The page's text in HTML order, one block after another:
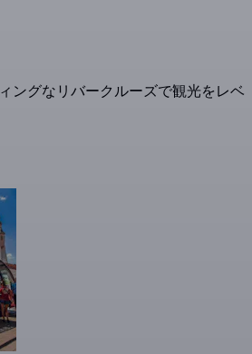
ングなリバークルーズで観光をレベ